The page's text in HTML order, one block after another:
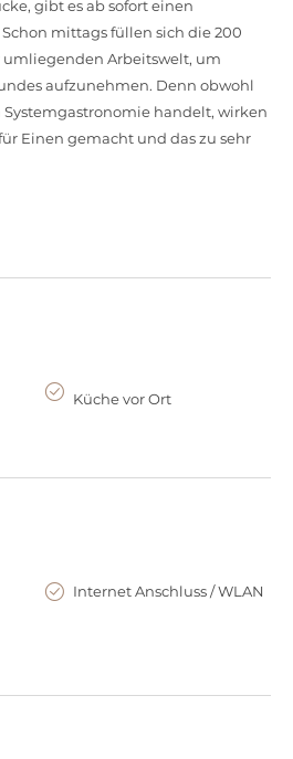
gibt es ab sofort einen
mittags füllen sich die 200
umliegenden Arbeitswelt, um
aufzunehmen. Denn obwohl
Systemgastronomie handelt, wirken
Einen gemacht und das zu sehr
Küche vor Ort
Internet Anschluss / WLAN